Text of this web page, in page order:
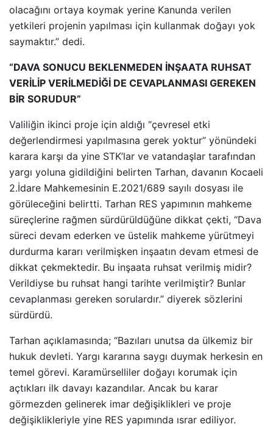
olacağını ortaya koymak yerine Kanunda verilen
yetkileri projenin yapılması için kullanmak doğayı yok
saymaktır.” dedi.
“DAVA SONUCU BEKLENMEDEN İNŞAATA RUHSAT
VERİLİP VERİLMEDİĞİ DE CEVAPLANMASI GEREKEN
BİR SORUDUR”
Valiliğin ikinci proje için aldığı “çevresel etki
değerlendirmesi yapılmasına gerek yoktur” yönündeki
karara karşı da yine STK’lar ve vatandaşlar tarafından
yargı yoluna gidildiğini belirten Tarhan, davanın Kocaeli
2.İdare Mahkemesinin E.2021/689 sayılı dosyası ile
görüleceğini belirtti. Tarhan RES yapımının mahkeme
süreçlerine rağmen sürdürüldüğüne dikkat çekti, “Dava
süreci devam ederken ve üstelik mahkeme yürütmeyi
durdurma kararı verilmişken inşaatın devam etmesi de
dikkat çekmektedir. Bu inşaata ruhsat verilmiş midir?
Verildiyse bu ruhsat hangi tarihte verilmiştir? Bunlar
cevaplanması gereken sorulardır.” diyerek sözlerini
sürdürdü.
Tarhan açıklamasında; “Bazıları unutsa da ülkemiz bir
hukuk devleti. Yargı kararına saygı duymak herkesin en
temel görevi. Karamürselliler doğayı korumak için
açtıkları ilk davayı kazandılar. Ancak bu karar
görmezden gelinerek imar değişiklikleri ve proje
değişiklikleriyle yine RES yapımında ısrar ediliyor.